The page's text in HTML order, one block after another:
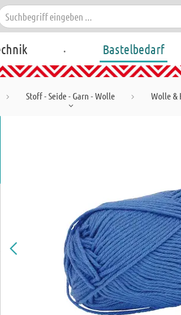
. Bastelbedarf
Stoff - Seide - Garn - Wolle Wolle &